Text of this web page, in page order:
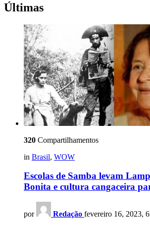
Últimas
320 Compartilhamentos
in Brasil, WOW
Escolas de Samba levam
Bonita e cultura cangaceira
por Redação fevereiro 16, 2023,